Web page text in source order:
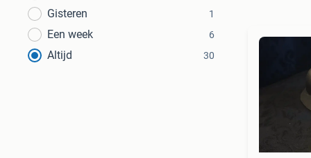
Gisteren 1
Een week 6
Altijd 30